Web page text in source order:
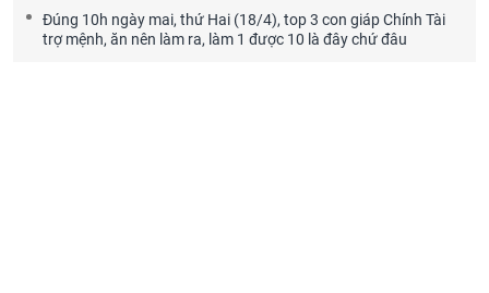
Đúng 10h ngày mai, thứ Hai (18/4), top 3 con giáp Chính Tài
trợ mệnh, ăn nên làm ra, làm 1 được 10 là đây chứ đâu